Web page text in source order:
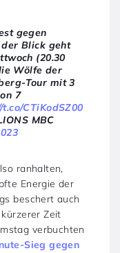
gegen
Blick geht
(20.30
Wölfe der
Tour mit 3
7
CTiKodSZ00
MBC
ranhalten,
Energie der
beschert auch
Zeit
verbuchten
Sieg gegen